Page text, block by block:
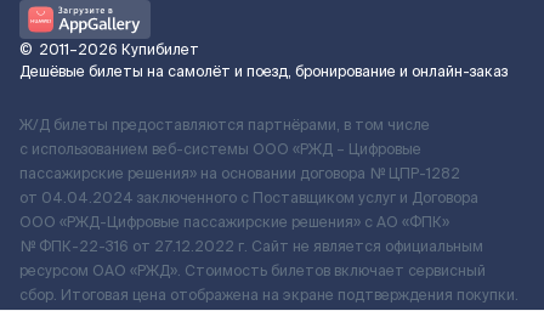
© 2011–2026 Купибилет
Дешёвые билеты на самолёт и поезд, бронирование и онлайн-заказ
Ж/Д билеты предоставляются партнёрами, в том числе
с использованием веб-системы ООО «РЖД – Цифровые
пассажирские решения» на основании договора № ЦПР-1282
от 04.04.2024 заключенного с Поставщиком услуг и Договора
ООО «РЖД-Цифровые пассажирские решения» c АО «ФПК»
№ ФПК-22-316 от 27.12.2022 г. Сайт не является официальным
ресурсом ОАО «РЖД». Стоимость билетов включает сервисный
сбор. Итоговая цена отображена на экране подтверждения покупки.